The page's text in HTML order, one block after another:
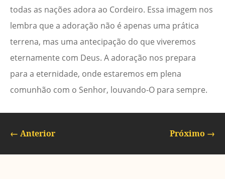
todas as nações adora ao Cordeiro. Essa imagem nos
lembra que a adoração não é apenas uma prática
terrena, mas uma antecipação do que viveremos
eternamente com Deus. A adoração nos prepara
para a eternidade, onde estaremos em plena
comunhão com o Senhor, louvando-O para sempre.
← Anterior Próximo →